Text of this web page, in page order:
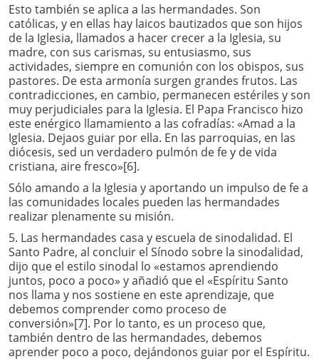
Esto también se aplica a las hermandades. Son
católicas, y en ellas hay laicos bautizados que son hijos
de la Iglesia, llamados a hacer crecer a la Iglesia, su
madre, con sus carismas, su entusiasmo, sus
actividades, siempre en comunión con los obispos, sus
pastores. De esta armonía surgen grandes frutos. Las
contradicciones, en cambio, permanecen estériles y son
muy perjudiciales para la Iglesia. El Papa Francisco hizo
este enérgico llamamiento a las cofradías: «Amad a la
Iglesia. Dejaos guiar por ella. En las parroquias, en las
diócesis, sed un verdadero pulmón de fe y de vida
cristiana, aire fresco»[6].
Sólo amando a la Iglesia y aportando un impulso de fe a
las comunidades locales pueden las hermandades
realizar plenamente su misión.
5. Las hermandades casa y escuela de sinodalidad. El
Santo Padre, al concluir el Sínodo sobre la sinodalidad,
dijo que el estilo sinodal lo «estamos aprendiendo
juntos, poco a poco» y añadió que el «Espíritu Santo
nos llama y nos sostiene en este aprendizaje, que
debemos comprender como proceso de
conversión»[7]. Por lo tanto, es un proceso que,
también dentro de las hermandades, debemos
aprender poco a poco, dejándonos guiar por el Espíritu.